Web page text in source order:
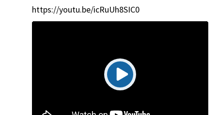
https://youtu.be/icRuUh8SIC0